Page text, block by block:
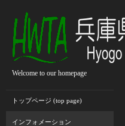
Welcome to our homepage
トップページ (top page)
インフォメーション